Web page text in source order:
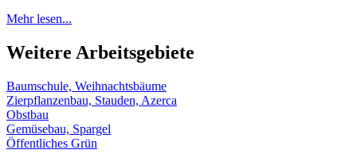
Mehr lesen...
Weitere Arbeitsgebiete
Baumschule, Weihnachtsbäume
Zierpflanzenbau, Stauden, Azerca
Obstbau
Gemüsebau, Spargel
Öffentliches Grün